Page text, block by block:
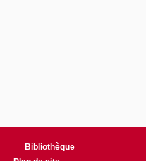
Bibliothèque